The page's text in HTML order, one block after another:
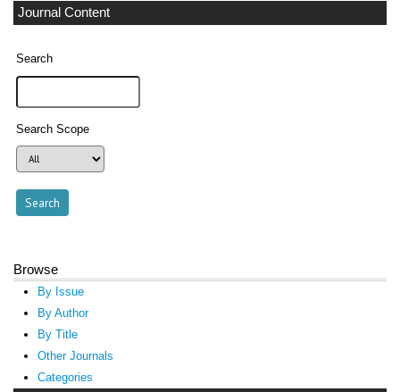
Journal Content
Search
Search Scope
Browse
By Issue
By Author
By Title
Other Journals
Categories